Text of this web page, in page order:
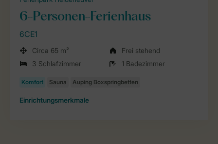
6-Personen-Ferienhaus
6CE1
Circa 65 m²
Frei stehend
3 Schlafzimmer
1 Badezimmer
Einrichtungsmerkmale